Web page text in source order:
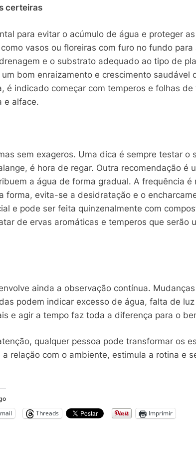
certeiras
para evitar o acúmulo de água e proteger
vasos ou floreiras com furo no fundo
e o substrato adequado ao tipo de
bom enraizamento e crescimento saudável
é indicado começar com temperos e folhas
e alface.
sem exageros. Uma dica é sempre testar o
é hora de regar. Outra recomendação é
a água de forma gradual. A frequência
forma, evita-se a desidratação e o
e pode ser feita quinzenalmente com
de ervas aromáticas e temperos que serão
ainda a observação contínua.
podem indicar excesso de água, falta de
e agir a tempo faz toda a diferença para o
qualquer pessoa pode transformar os
relação com o ambiente, estimula a rotina e
Threads Imprimir